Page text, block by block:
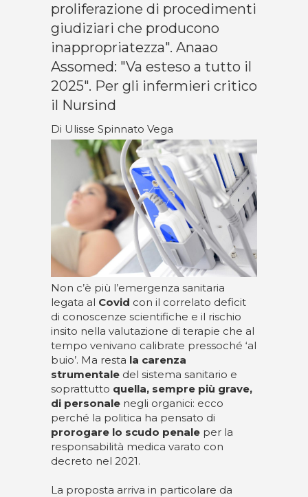
proliferazione di procedimenti
giudiziari che producono
inappropriatezza". Anaao
Assomed: "Va esteso a tutto il
2025". Per gli infermieri critico
il Nursind
Di Ulisse Spinnato Vega
Non c’è più l’emergenza sanitaria
legata al Covid con il correlato deficit
di conoscenze scientifiche e il rischio
insito nella valutazione di terapie che al
tempo venivano calibrate pressoché ‘al
buio’. Ma resta la carenza
strumentale del sistema sanitario e
soprattutto quella, sempre più grave,
di personale negli organici: ecco
perché la politica ha pensato di
prorogare lo scudo penale per la
responsabilità medica varato con
decreto nel 2021.
La proposta arriva in particolare da